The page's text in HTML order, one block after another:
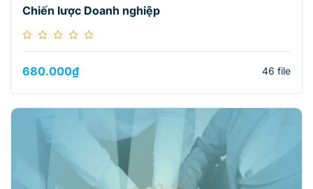
Chiến lược Doanh nghiệp
680.000₫ 46 file